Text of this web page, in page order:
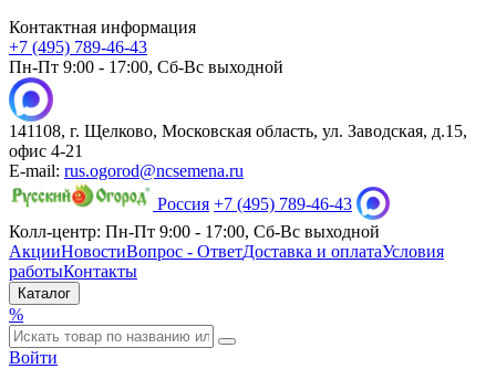
Контактная информация
+7 (495) 789-46-43
Пн-Пт 9:00 - 17:00, Сб-Вс выходной
141108, г. Щелково, Московская область, ул. Заводская, д.15,
офис 4-21
E-mail: rus.ogorod@ncsemena.ru
Россия +7 (495) 789-46-43
Колл-центр: Пн-Пт 9:00 - 17:00, Сб-Вс выходной
АкцииНовостиВопрос - ОтветДоставка и оплатаУсловия
работыКонтакты
Каталог
%
Войти